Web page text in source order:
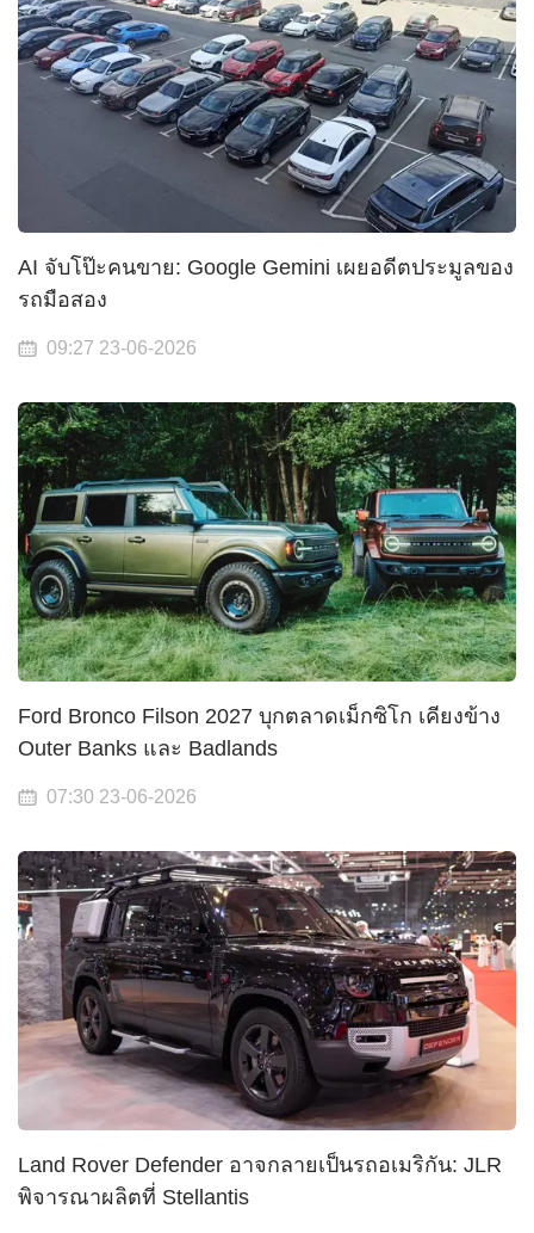
AI จับโป๊ะคนขาย: Google Gemini เผยอดีตประมูลของ
รถมือสอง
09:27 23-06-2026
Ford Bronco Filson 2027 บุกตลาดเม็กซิโก เคียงข้าง
Outer Banks และ Badlands
07:30 23-06-2026
Land Rover Defender อาจกลายเป็นรถอเมริกัน: JLR
พิจารณาผลิตที่ Stellantis